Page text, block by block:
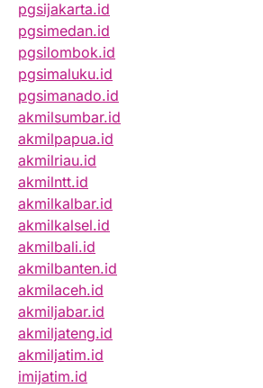
pgsijakarta.id
pgsimedan.id
pgsilombok.id
pgsimaluku.id
pgsimanado.id
akmilsumbar.id
akmilpapua.id
akmilriau.id
akmilntt.id
akmilkalbar.id
akmilkalsel.id
akmilbali.id
akmilbanten.id
akmilaceh.id
akmiljabar.id
akmiljateng.id
akmiljatim.id
imijatim.id